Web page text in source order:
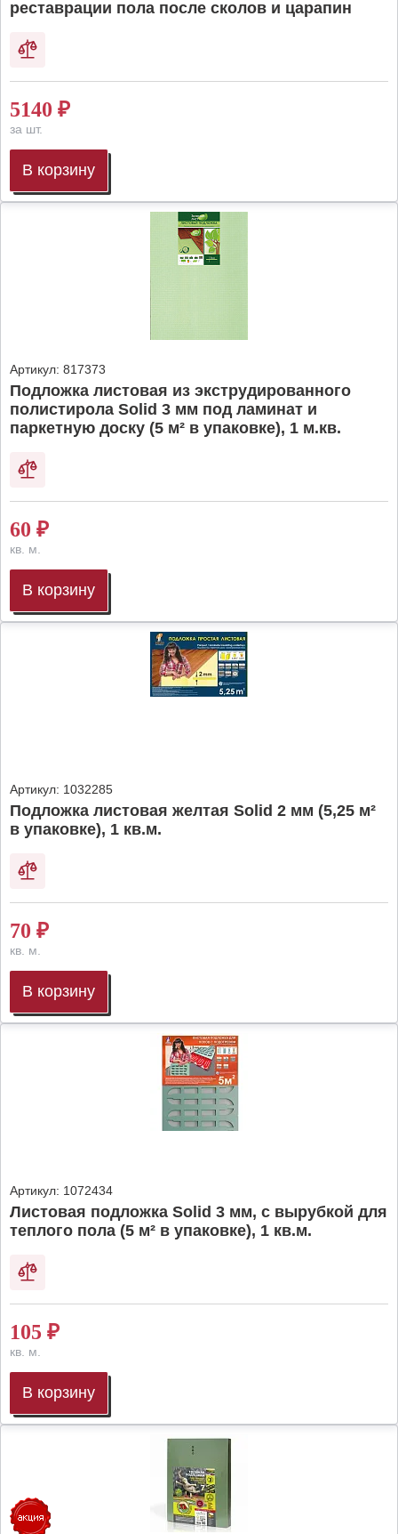
реставрации пола после сколов и царапин
5140 ₽
за шт.
В корзину
Артикул: 817373
Подложка листовая из экструдированного
полистирола Solid 3 мм под ламинат и
паркетную доску (5 м² в упаковке), 1 м.кв.
60 ₽
кв. м.
В корзину
Артикул: 1032285
Подложка листовая желтая Solid 2 мм (5,25 м²
в упаковке), 1 кв.м.
70 ₽
кв. м.
В корзину
Артикул: 1072434
Листовая подложка Solid 3 мм, с вырубкой для
теплого пола (5 м² в упаковке), 1 кв.м.
105 ₽
кв. м.
В корзину